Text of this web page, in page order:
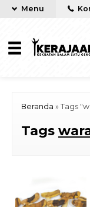
Menu
Beranda » Tags
Tags